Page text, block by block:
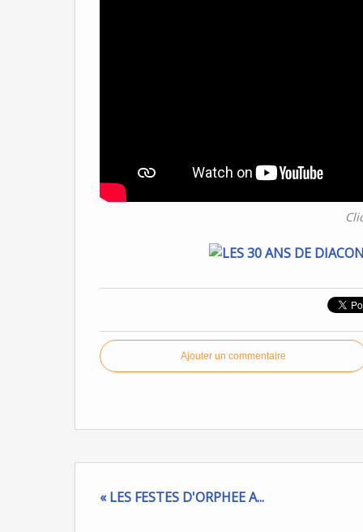
Ajouter un commentaire
« LES FESTES D'ORPHEE A...